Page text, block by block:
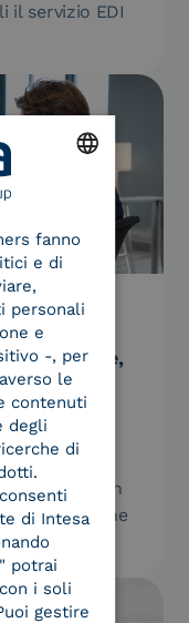
il servizio EDI
tuo agente,
software
nostro. Non
ma agenti che
ITALIAN
fanno
e di
personali
e
-, per
le
contenuti
degli
di
di Intesa
potrai
i soli
gestire